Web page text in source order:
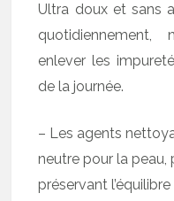
Ultra doux et sans
enlever les
de la journée.
– Les agents
neutre pour la peau,
préservant